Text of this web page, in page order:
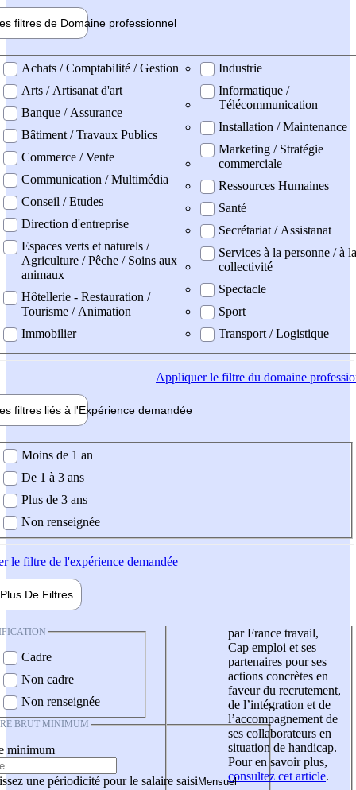
filtres de Domaine professionnel
professionel
Achats / Comptabilité / Gestion
Arts / Artisanat d'art
Banque / Assurance
Bâtiment / Travaux Publics
Commerce / Vente
Communication / Multimédia
Conseil / Etudes
Direction d'entreprise
Espaces verts et naturels /
Agriculture / Pêche / Soins aux
animaux
Hôtellerie - Restauration /
Tourisme / Animation
Immobilier
Industrie
Informatique /
Télécommunication
Installation / Maintenance
Marketing / Stratégie
commerciale
Ressources Humaines
Santé
Secrétariat / Assistanat
Services à la personne / à la
collectivité
Spectacle
Sport
Transport / Logistique
Appliquerle filtre du domaine
filtres liés à l'Expérience demandée
demandée
Moins de 1 an
De 1 à 3 ans
Plus de 3 ans
Non renseignée
le filtre de l'expérience demandée
Plus De Filtres
Cadre
Non cadre
Non renseignée
BRUT MINIMUM
minimum
une périodicité pour le salaire saisi
par France travail,
Cap emploi et ses
partenaires pour ses
actions concrètes en
faveur du recrutement,
de l’intégration et de
l’accompagnement de
ses collaborateurs en
situation de handicap.
Pour en savoir plus,
consultez cet article.